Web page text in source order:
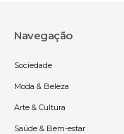
Navegação
Sociedade
Moda & Beleza
Arte & Cultura
Saúde & Bem-estar